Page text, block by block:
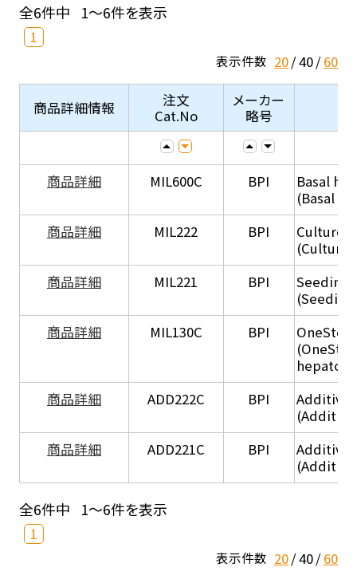
全6件中 1～6件を表示
1
表示件数 20 40 60
商品詳細情報
注文
Cat.No
メーカー
略号
商品詳細 MIL600C BPI
Basal
(Basal
商品詳細
MIL222 BPI
Culture
(Culture
商品詳細
MIL221 BPI
Seeding
商品詳細
MIL130C BPI
商品詳細
ADD222C BPI
商品詳細
ADD221C BPI
全6件中 1～6件を表示
1
表示件数 20 40 60